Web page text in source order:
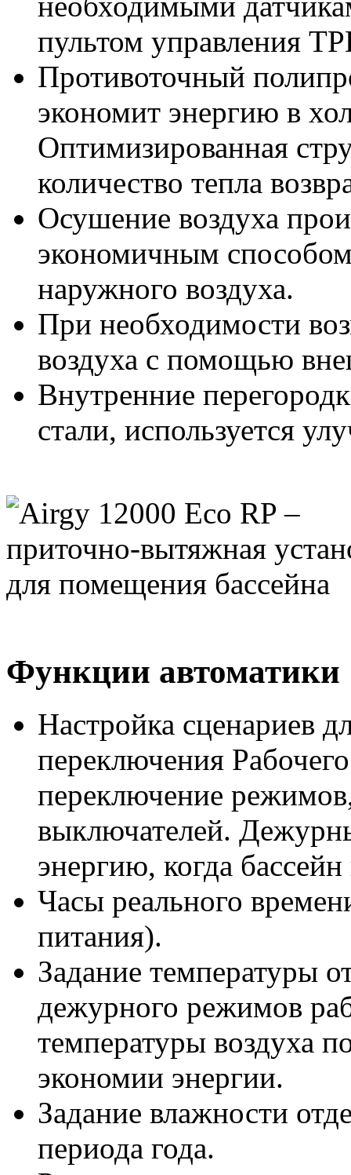
пультом управления
Противоточный
экономит энергию в
Оптимизированная
количество тепла
Осушение воздуха
экономичным
наружного воздуха.
При необходимости
воздуха с помощью
Внутренние
стали, используется
Функции автоматики
Настройка сценариев
переключения
переключение
выключателей.
энергию, когда бассейн
Часы реального
питания).
Задание температуры
дежурного режимов
температуры воздуха
экономии энергии.
Задание влажности
периода года.